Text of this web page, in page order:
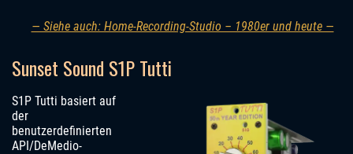
— Siehe auch: Home-Recording-Studio – 1980er und heute —
Sunset Sound S1P Tutti
S1P Tutti basiert auf
der
benutzerdefinierten
API/DeMedio-